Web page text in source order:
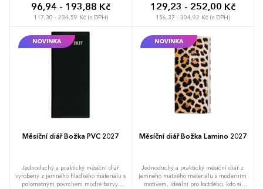
údaje, plánovač dovolené (měsíční
přehled), plánovací kalendář, telefonní
předvolby, státní svátky České a Slovenské
výhled, denní layout, adresář, mapa
Evropy a České a Slovenské republiky
96,94 - 193,88 Kč
117,30 - 234,59 Kč (s DPH)
129,23 - 252,00 Kč
156,37 - 304,92 Kč (s DPH)
NOVINKA
Měsíční diář Božka PVC 2027
Jednoduchý a praktický měsíční diář
vyrobený z jemného hladkého materiálu s
polomatným povrchem modré barvy.
NOVINKA
Měsíční diář Božka Lamino 2027
Jednoduchý a praktický měsíční diář z
jemného matného materiálu s moderním
motivem. Ideální pro každého, kdo si